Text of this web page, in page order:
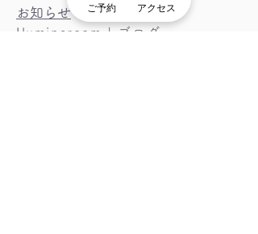
​お知らせ
Iluminaroom | ブログ
ご予約 アクセス